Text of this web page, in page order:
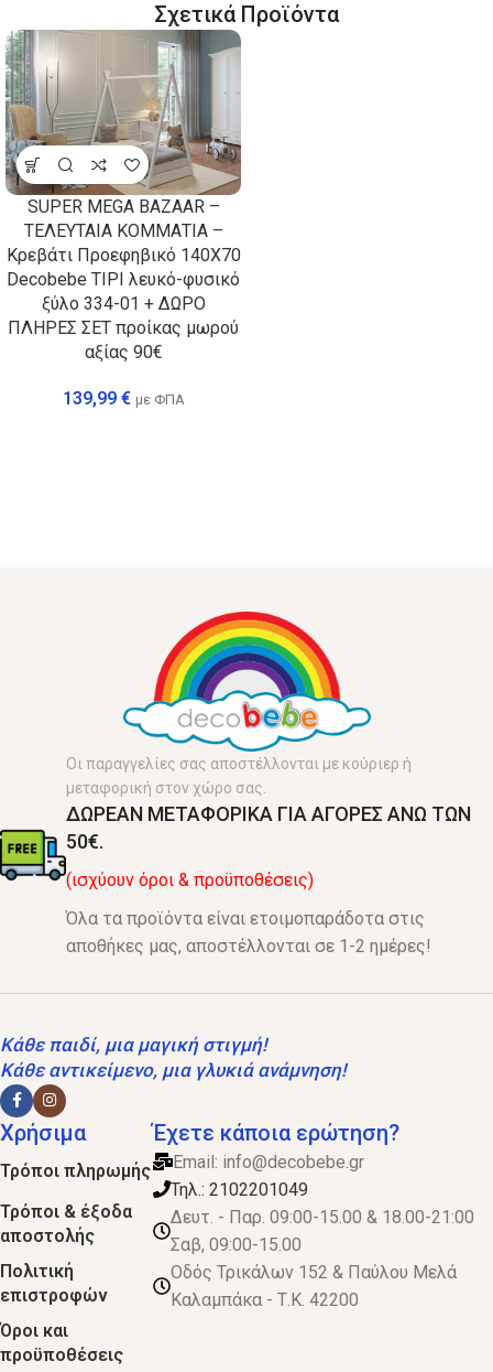
Σχετικά Προϊόντα
SUPER MEGA BAZAAR –
ΤΕΛΕΥΤΑΙΑ ΚΟΜΜΑΤΙΑ –
Κρεβάτι Προεφηβικό 140Χ70
Decobebe TIPI λευκό-φυσικό
ξύλο 334-01 + ΔΩΡΟ
ΠΛΗΡΕΣ ΣΕΤ προίκας μωρού
αξίας 90€
139,99 € με ΦΠΑ
Οι παραγγελίες σας αποστέλλονται με κούριερ ή
μεταφορική στον χώρο σας.
ΔΩΡΕΑΝ ΜΕΤΑΦΟΡΙΚΑ ΓΙΑ ΑΓΟΡΕΣ ΑΝΩ ΤΩΝ
50€.
(ισχύουν όροι & προϋποθέσεις)
Όλα τα προϊόντα είναι ετοιμοπαράδοτα στις
αποθήκες μας, αποστέλλονται σε 1-2 ημέρες!
Κάθε παιδί, μια μαγική στιγμή!
Κάθε αντικείμενο, μια γλυκιά ανάμνηση!
Χρήσιμα
Τρόποι πληρωμής
Τρόποι & έξοδα
αποστολής
Πολιτική
επιστροφών
Όροι και
προϋποθέσεις
Έχετε κάποια ερώτηση?
Email: info@decobebe.gr
Τηλ.: 2102201049
Δευτ. - Παρ. 09:00-15.00 & 18.00-21:00
Σαβ, 09:00-15.00
Οδός Τρικάλων 152 & Παύλου Μελά
Καλαμπάκα - Τ.Κ. 42200